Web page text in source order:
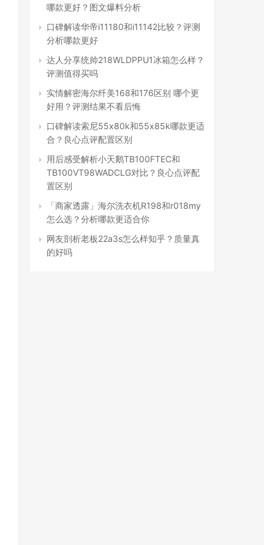
哪款更好？图文爆料分析
口碑解读华帝i11180和i11142比较？评测
分析哪款更好
达人分享统帅218WLDPPU1冰箱怎么样？
评测值得买吗
实情解密海尔纤美168和176区别 哪个更
好用？评测结果不看后悔
口碑解读索尼55x80k和55x85k哪款更适
合？良心点评配置区别
用后感受解析小天鹅TB100FTEC和
TB100VT98WADCLG对比？良心点评配
置区别
「商家透露」海尔洗衣机R198和r018my
怎么选？分析哪款更适合你
网友剖析老板22a3s怎么样知乎？质量真
的好吗